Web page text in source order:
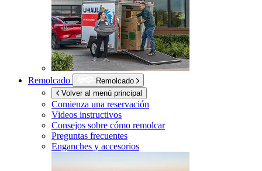
Remolcado
Remolcado
Volver al menú principal
Comienza una reservación
Videos instructivos
Consejos sobre cómo remolcar
Preguntas frecuentes
Enganches y accesorios